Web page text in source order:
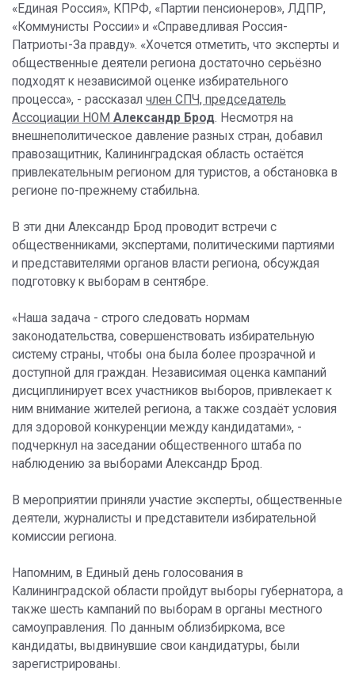
«Единая Россия», КПРФ, «Партии пенсионеров», ЛДПР,
«Коммунисты России» и «Справедливая Россия-
Патриоты-За правду». «Хочется отметить, что эксперты и
общественные деятели региона достаточно серьёзно
подходят к независимой оценке избирательного
процесса», - рассказал член СПЧ, председатель
Ассоциации НОМ Александр Брод. Несмотря на
внешнеполитическое давление разных стран, добавил
правозащитник, Калининградская область остаётся
привлекательным регионом для туристов, а обстановка в
регионе по-прежнему стабильна.
В эти дни Александр Брод проводит встречи с
общественниками, экспертами, политическими партиями
и представителями органов власти региона, обсуждая
подготовку к выборам в сентябре.
«Наша задача - строго следовать нормам
законодательства, совершенствовать избирательную
систему страны, чтобы она была более прозрачной и
доступной для граждан. Независимая оценка кампаний
дисциплинирует всех участников выборов, привлекает к
ним внимание жителей региона, а также создаёт условия
для здоровой конкуренции между кандидатами», -
подчеркнул на заседании общественного штаба по
наблюдению за выборами Александр Брод.
В мероприятии приняли участие эксперты, общественные
деятели, журналисты и представители избирательной
комиссии региона.
Напомним, в Единый день голосования в
Калининградской области пройдут выборы губернатора, а
также шесть кампаний по выборам в органы местного
самоуправления. По данным облизбиркома, все
кандидаты, выдвинувшие свои кандидатуры, были
зарегистрированы.